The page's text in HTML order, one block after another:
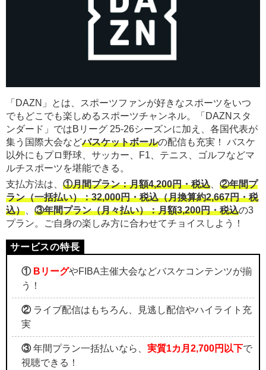
「DAZN」とは、スポーツファンが好きなスポーツをいつ
でもどこでも楽しめるスポーツチャンネル。「DAZNスタ
ンダード」ではBリーグ 25-26シーズンに加え、各国代表が
集う国際大会などバスケットボールの配信も充実！ バスケ
以外にもプロ野球、サッカー、F1、テニス、ゴルフなどマ
ルチスポーツを堪能できる。
支払方法は、 ①月間プラン：月額4,200円・税込、 ②年間プ
ラン（一括払い）：32,000円・税込（月換算約2,667円・税
込）、 ③年間プラン（月々払い）：月額3,200円・税込の3
プラン。ご自身の楽しみ方に合わせてチョイスしよう！
① BリーグやFIBA主催大会などバスケコンテンツが揃
う！
②ライブ配信はもちろん、見逃し配信やハイライト充
実
③年間プラン一括払いなら、 実質1カ月2,700円以下で
視聴できる！